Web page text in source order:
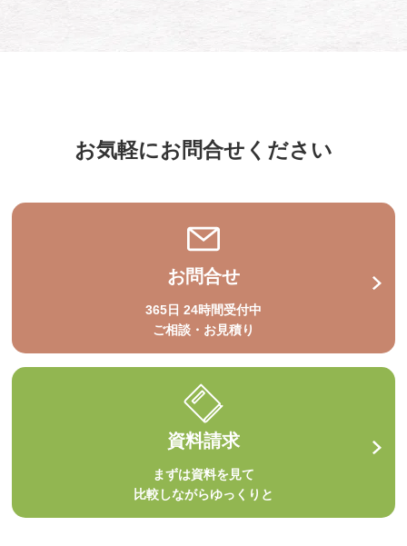
お気軽にお問合せください
お問合せ
365日 24時間受付中
ご相談・お見積り
資料請求
まずは資料を見て
比較しながらゆっくりと